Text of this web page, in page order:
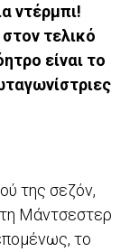
ντέρμπι!
τελικό
είναι το
της σεζόν,
Μάντσεστερ
το